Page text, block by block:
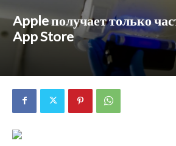
Apple получает только
App Store